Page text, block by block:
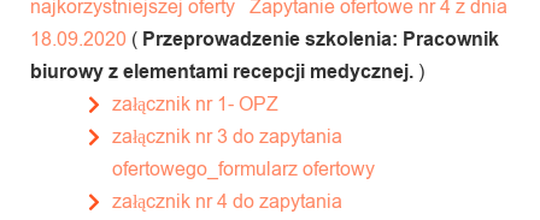
najkorzystniejszej oferty Zapytanie ofertowe nr 4 z dnia
18.09.2020 ( Przeprowadzenie szkolenia: Pracownik
biurowy z elementami recepcji medycznej. )
załącznik nr 1- OPZ
załącznik nr 3 do zapytania
ofertowego_formularz ofertowy
załącznik nr 4 do zapytania